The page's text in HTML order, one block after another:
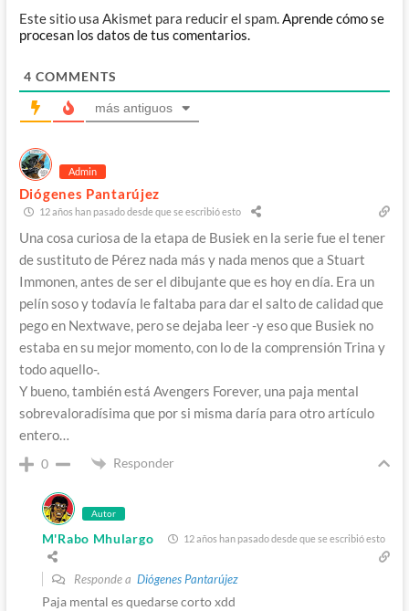
Este sitio usa Akismet para reducir el spam.Aprende cómo se
procesan los datos de tus comentarios.
4 COMMENTS
más antiguos
Admin
Diógenes Pantarújez
12 años han pasado desde que se escribió esto
Una cosa curiosa de la etapa de Busiek en la serie fue el tener
de sustituto de Pérez nada más y nada menos que a Stuart
Immonen, antes de ser el dibujante que es hoy en día. Era un
pelín soso y todavía le faltaba para dar el salto de calidad que
pego en Nextwave, pero se dejaba leer -y eso que Busiek no
estaba en su mejor momento, con lo de la comprensión Trina y
todo aquello-.
Y bueno, también está Avengers Forever, una paja mental
sobrevaloradísima que por si misma daría para otro artículo
entero…
0 Responder
Autor
M'Rabo Mhulargo 12 años han pasado desde que se escribió esto
Responde a Diógenes Pantarújez
Paja mental es quedarse corto xdd